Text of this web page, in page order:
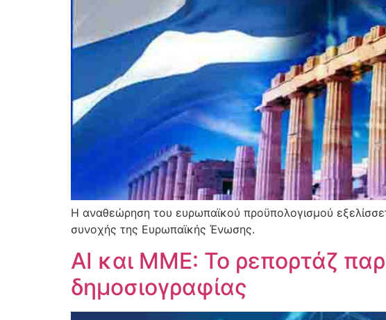
Η αναθεώρηση του ευρωπαϊκού προϋπολογισμού
συνοχής της Ευρωπαϊκής Ένωσης.
AI και ΜΜΕ: Το ρεπορτάζ
δημοσιογραφίας